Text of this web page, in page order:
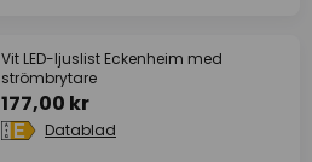
Vit LED-ljuslist Eckenheim med
strömbrytare
177,00 kr
Datablad